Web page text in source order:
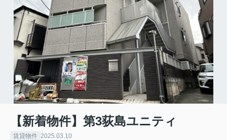
【新着物件】第3荻島ユニティ
賃貸物件 2025.03.10